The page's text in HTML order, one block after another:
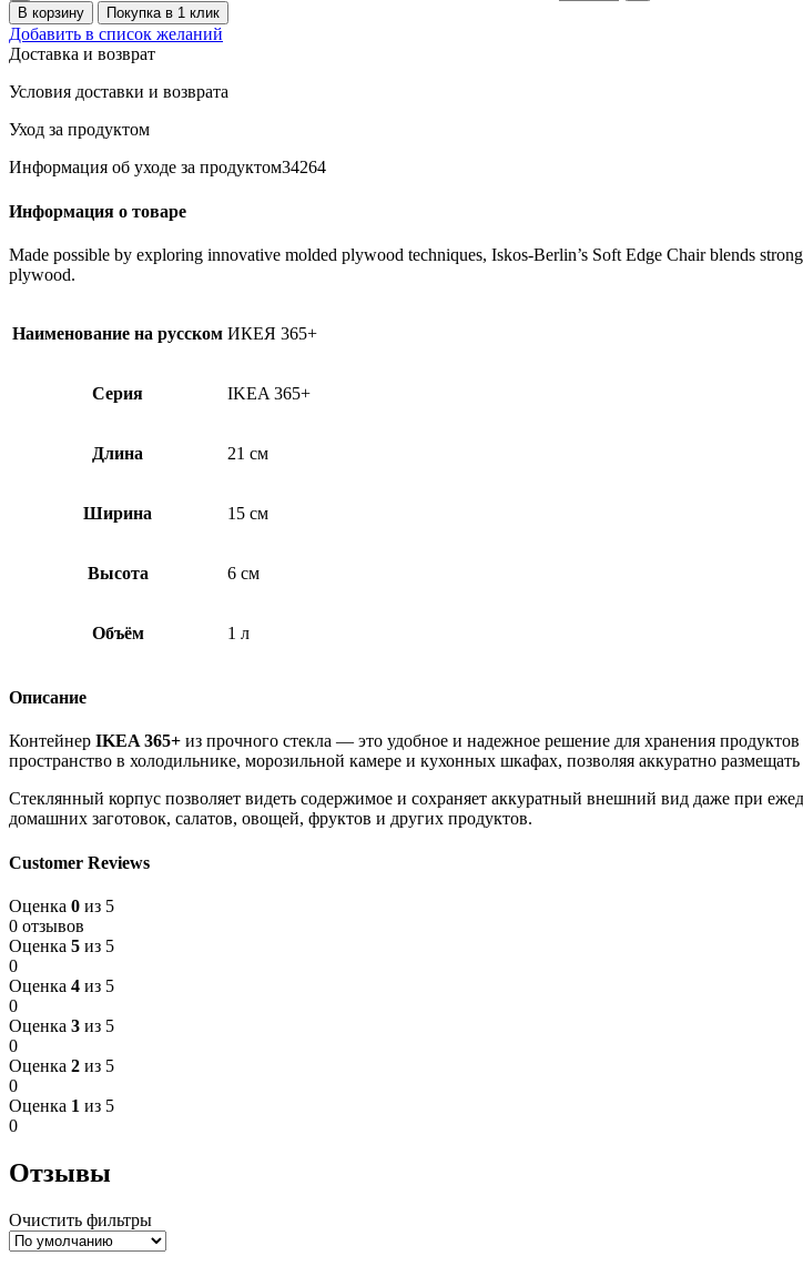
В корзину Покупка в 1 клик
Добавить в список желаний
Доставка и возврат
Условия доставки и возврата
Уход за продуктом
Информация об уходе за продуктом34264
Информация о товаре
Made possible by exploring innovative molded plywood techniques, Iskos-Berlin’s Soft Edge Chair blends
plywood.
Наименование на русском ИКЕЯ 365+
Серия IKEA 365+
Длина 21 см
Ширина 15 см
Высота 6 см
Объём 1 л
Описание
Контейнер IKEA 365+ из прочного стекла — это удобное и надежное решение для хранения
пространство в холодильнике, морозильной камере и кухонных шкафах, позволяя аккуратно
Стеклянный корпус позволяет видеть содержимое и сохраняет аккуратный внешний вид даже при
домашних заготовок, салатов, овощей, фруктов и других продуктов.
Customer Reviews
Оценка 0 из 5
0 отзывов
Оценка 5 из 5
0
Оценка 4 из 5
0
Оценка 3 из 5
0
Оценка 2 из 5
0
Оценка 1 из 5
0
Отзывы
Очистить фильтры